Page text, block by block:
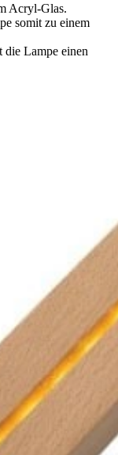
Acryl-Glas.
somit zu einem
die Lampe einen